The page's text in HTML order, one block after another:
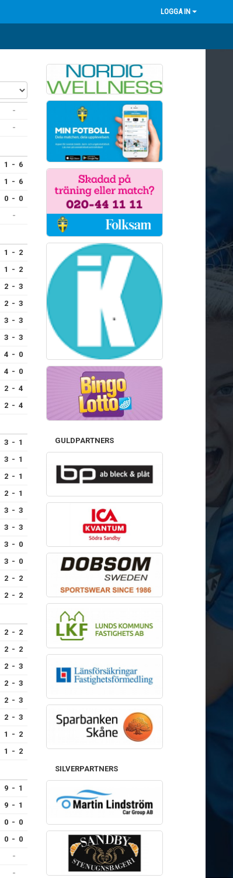
LOGGA IN
-
-
1 - 6
1 - 6
0 - 0
-
1 - 2
1 - 2
2 - 3
2 - 3
3 - 3
3 - 3
4 - 0
4 - 0
2 - 4
2 - 4
3 - 1
3 - 1
2 - 1
2 - 1
3 - 3
3 - 3
3 - 0
3 - 0
2 - 2
2 - 2
2 - 2
2 - 2
2 - 3
2 - 3
2 - 3
2 - 3
1 - 2
1 - 2
9 - 1
9 - 1
0 - 0
0 - 0
-
-
GULDPARTNERS
SILVERPARTNERS